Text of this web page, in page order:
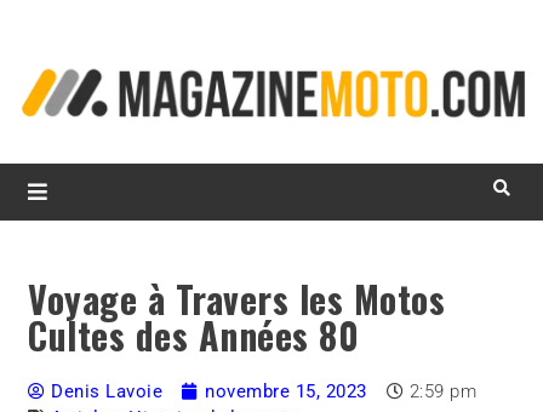
MagazineMoto.com
Voyage à Travers les Motos
Cultes des Années 80
Denis Lavoie novembre 15, 2023
2:59 pm